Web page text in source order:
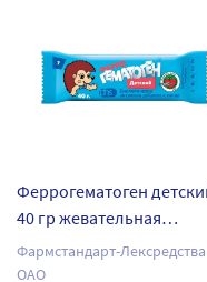
Феррогематоген
40 гр жевательная
пастилка
Фармстандарт-Лексредства
ОАО